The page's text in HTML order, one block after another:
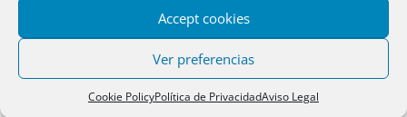
Accept cookies
Ver preferencias
Cookie PolicyPolítica de PrivacidadAviso Legal
situado en la plaza Conde de Suchil. En una ocasión, a su
salida, se sentaron un rato en un banco de la plaza. Cerca
de ellos había un grupo de tres chicas charlando entre
ellas. Su amigo, que era más lanzado que él, le dijo a una
¡Pero si tienes los ojos más bonitos que éste!